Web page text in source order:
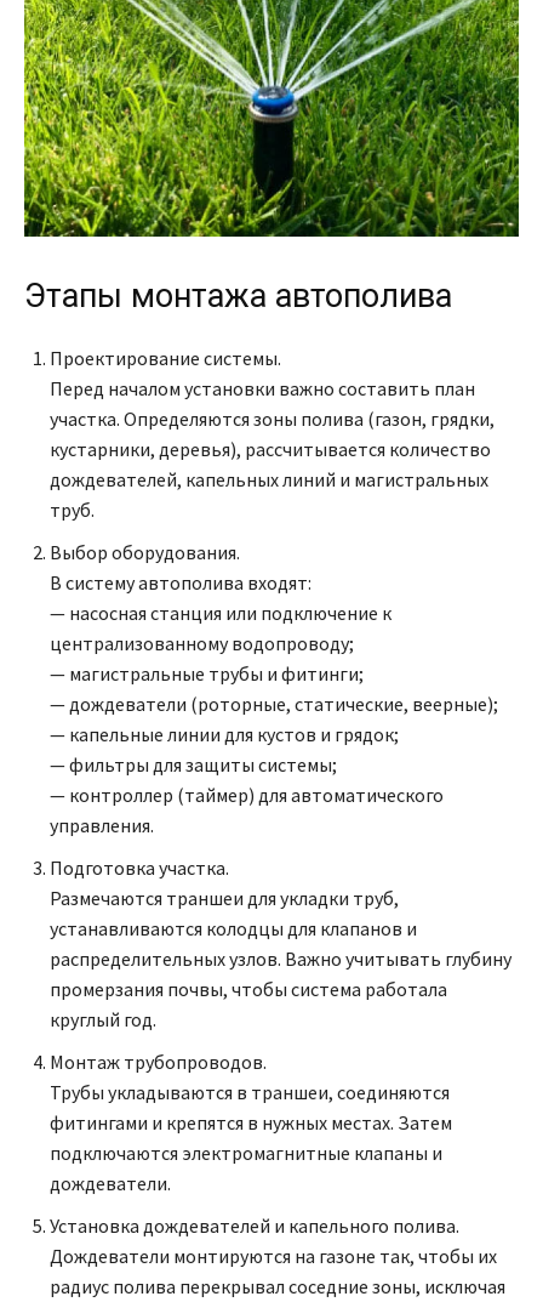
Этапы монтажа автополива
Проектирование системы.
Перед началом установки важно составить план
участка. Определяются зоны полива (газон, грядки,
кустарники, деревья), рассчитывается количество
дождевателей, капельных линий и магистральных
труб.
Выбор оборудования.
В систему автополива входят:
— насосная станция или подключение к
централизованному водопроводу;
— магистральные трубы и фитинги;
— дождеватели (роторные, статические, веерные);
— капельные линии для кустов и грядок;
— фильтры для защиты системы;
— контроллер (таймер) для автоматического
управления.
Подготовка участка.
Размечаются траншеи для укладки труб,
устанавливаются колодцы для клапанов и
распределительных узлов. Важно учитывать глубину
промерзания почвы, чтобы система работала
круглый год.
Монтаж трубопроводов.
Трубы укладываются в траншеи, соединяются
фитингами и крепятся в нужных местах. Затем
подключаются электромагнитные клапаны и
дождеватели.
Установка дождевателей и капельного полива.
Дождеватели монтируются на газоне так, чтобы их
радиус полива перекрывал соседние зоны, исключая